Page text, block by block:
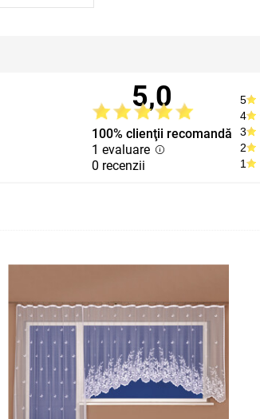
5,0
100% clienţii recomandă
1 evaluare
0 recenzii
5
4
3
2
1